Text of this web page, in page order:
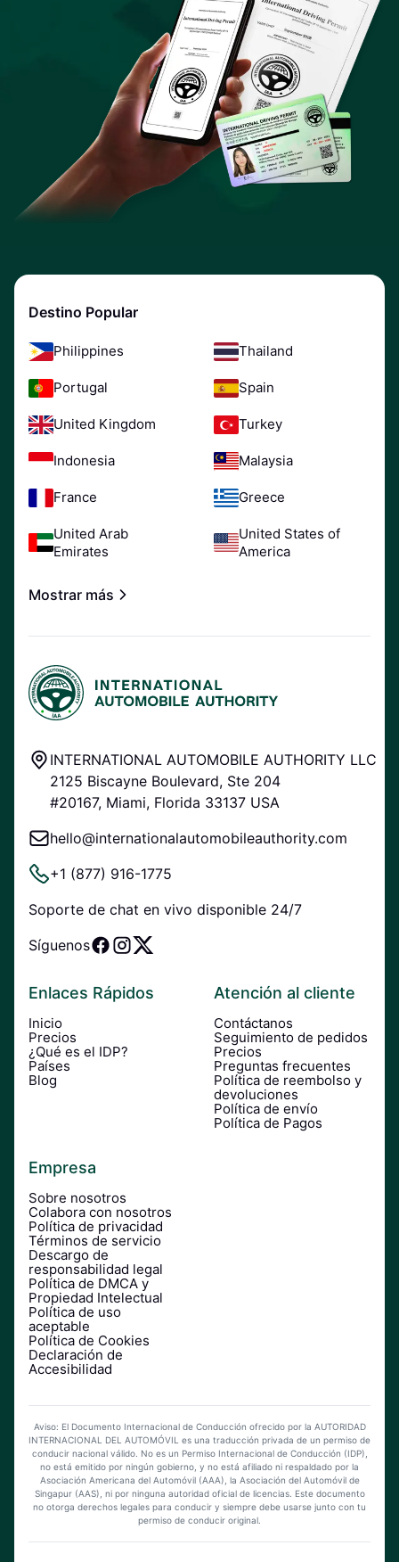
Destino Popular
Philippines Thailand
Portugal Spain
United Kingdom Turkey
Indonesia Malaysia
France Greece
United Arab
Emirates
United States of
America
Mostrar más
INTERNATIONAL AUTOMOBILE AUTHORITY LLC
2125 Biscayne Boulevard, Ste 204
#20167, Miami, Florida 33137 USA
hello@internationalautomobileauthority.com
+1 (877) 916-1775
Soporte de chat en vivo disponible 24/7
Síguenos
Enlaces Rápidos
Inicio
Precios
¿Qué es el IDP?
Países
Blog
Atención al cliente
Contáctanos
Seguimiento de pedidos
Precios
Preguntas frecuentes
Política de reembolso y
devoluciones
Política de envío
Política de Pagos
Empresa
Sobre nosotros
Colabora con nosotros
Política de privacidad
Términos de servicio
Descargo de
responsabilidad legal
Política de DMCA y
Propiedad Intelectual
Política de uso
aceptable
Política de Cookies
Declaración de
Accesibilidad
Aviso: El Documento Internacional de Conducción ofrecido por la AUTORIDAD
INTERNACIONAL DEL AUTOMÓVIL es una traducción privada de un permiso de
conducir nacional válido. No es un Permiso Internacional de Conducción (IDP),
no está emitido por ningún gobierno, y no está afiliado ni respaldado por la
Asociación Americana del Automóvil (AAA), la Asociación del Automóvil de
Singapur (AAS), ni por ninguna autoridad oficial de licencias. Este documento
no otorga derechos legales para conducir y siempre debe usarse junto con tu
permiso de conducir original.